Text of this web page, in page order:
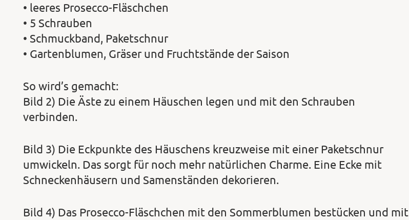
• leeres Prosecco-Fläschchen
• 5 Schrauben
• Schmuckband, Paketschnur
• Gartenblumen, Gräser und Fruchtstände der Saison
So wird’s gemacht:
Bild 2) Die Äste zu einem Häuschen legen und mit den Schrauben
verbinden.
Bild 3) Die Eckpunkte des Häuschens kreuzweise mit einer Paketschnur
umwickeln. Das sorgt für noch mehr natürlichen Charme. Eine Ecke mit
Schneckenhäusern und Samenständen dekorieren.
Bild 4) Das Prosecco-Fläschchen mit den Sommerblumen bestücken und mit